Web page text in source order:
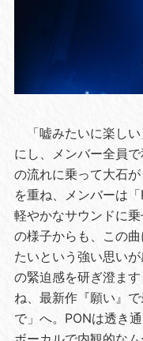
「嘘みたいに楽しい
にし、メンバー全員
の流れに乗って大石
を重ね、メンバーは
軽やかなサウンドに
の様子からも、この
たいという強い思い
の緊迫感を研ぎ澄ま
ね、最新作『願い』
で」へ。PONは透き